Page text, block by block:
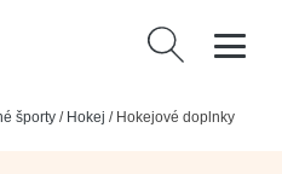
Vyhledávání
športy / Hokej / Hokejové doplnky